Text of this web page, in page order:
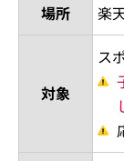
場所
楽
対象
ス